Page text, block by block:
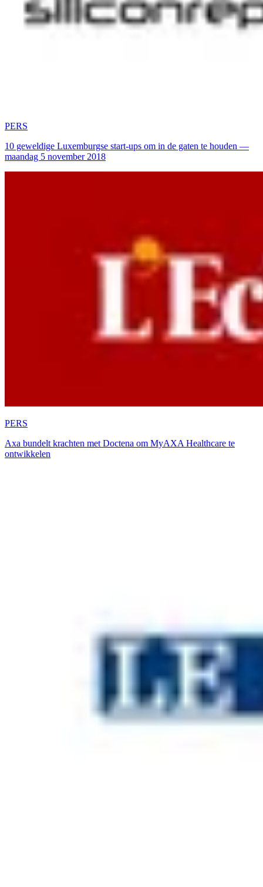
PERS
10 geweldige Luxemburgse start-ups om in de gaten te houden —
maandag 5 november 2018
PERS
Axa bundelt krachten met Doctena om MyAXA Healthcare te
ontwikkelen